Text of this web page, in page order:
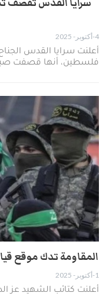
سرايا القدس تقصف
4-أكتوبر- 2025
أعلنت سرايا القدس
فلسطين، أنها قصفت
المقاومة تدك موقع
1-أكتوبر- 2025
أعلنت كتائب الشهيد عز